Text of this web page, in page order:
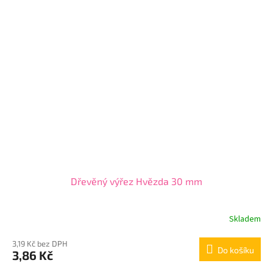
Dřevěný výřez Hvězda 30 mm
Skladem
3,19 Kč bez DPH
3,86 Kč Do košíku